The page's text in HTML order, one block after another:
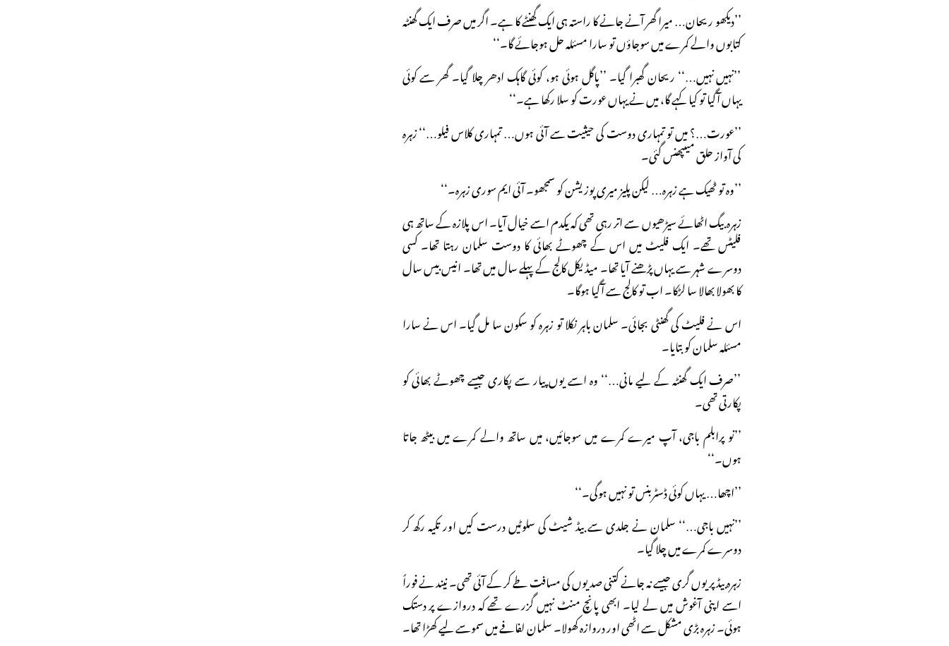
’’دیکھو ریحان… میرا گھر آنے جانے کا راستہ ہی ایک گھنٹے کا ہے۔ اگر میں صرف ایک گھنٹہ
کتابوں والے کمرے میں سوجاؤں تو سارا مسئلہ حل ہوجائے گا۔‘‘
’’نہیں نہیں…‘‘ ریحان گھبرا گیا۔ ’’پاگل ہوئی ہو، کوئی گاہک ادھر چلا گیا۔ گھر سے کوئی
یہاں آگیا تو کیا کہے گا، میں نے یہاں عورت کو سلا رکھا ہے۔‘‘
’’عورت…؟ میں تو تمہاری دوست کی حیثیت سے آئی ہوں… تمہاری کلاس فیلو…‘‘ زہرہ
کی آواز حلق میںپھنس گئی۔
’’وہ تو ٹھیک ہے زہرہ… لیکن پلیز میری پوزیشن کو سمجھو۔ آئی ایم سوری زہرہ۔‘‘
زہرہ بیگ اٹھائے سیڑھیوں سے اتر رہی تھی کہ یکدم اسے خیال آیا۔ اس پلازہ کے ساتھ ہی
فلیٹس تھے۔ ایک فلیٹ میں اس کے چھوٹے بھائی کا دوست سلمان رہتا تھا۔ کسی
دوسرے شہر سے یہاں پڑھنے آیا تھا۔ میڈیکل کالج کے پہلے سال میں تھا۔ انیس بیس سال
کا بھولا بھالا سا لڑکا۔ اب تو کالج سے آگیا ہوگا۔
اس نے فلیٹ کی گھنٹی بجائی۔ سلمان باہر نکلا تو زہرہ کو سکون سا مل گیا۔ اس نے سارا
مسئلہ سلمان کو بتایا۔
’’صرف ایک گھنٹہ کے لیے مانی…‘‘ وہ اسے یوں پیار سے پکاری جیسے چھوٹے بھائی کو
پکارتی تھی۔
’’نو پرابلم باجی، آپ میرے کمرے میں سوجائیں، میں ساتھ والے کمرے میں بیٹھ جاتا
ہوں۔‘‘
’’اچھا… یہاں کوئی ڈسٹربنس تو نہیں ہوگی۔‘‘
’’نہیں باجی…‘‘ سلمان نے جلدی سے بیڈ شیٹ کی سلوٹیں درست کیں اور تکیہ رکھ کر
دوسرے کمرے میں چلا گیا۔
زہرہ بیڈ پر یوں گری جیسے نہ جانے کتنی صدیوں کی مسافت طے کر کے آئی تھی۔ نیند نے فوراً
اسے اپنی آغوش میں لے لیا۔ ابھی پانچ منٹ نہیں گزرے تھے کہ دروازے پر دستک
ہوئی۔ زہرہ بڑی مشکل سے اٹھی اور دروازہ کھولا۔ سلمان لفافے میں سموسے لیے کھڑا تھا۔